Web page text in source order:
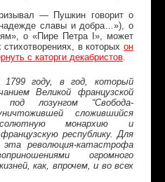
— Пушкин говорит о
славы и добра…»), о
о «Пире Петра I», может
в которыхон
с каторги декабристов.
1799 году, в год, который
Великой французской
лозунгом “Свобода-
сложившийся
монархию и
республику. Для
революция-катастрофа
огромного
как, впрочем, и во всех